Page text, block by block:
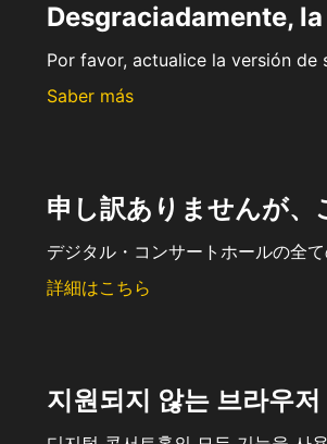
Desgraciadamente,
Por favor, actualice la versión
Saber más
申し訳ありませんが
デジタル・コンサートホールの全
詳細はこちら
지원되지 않는 브라우